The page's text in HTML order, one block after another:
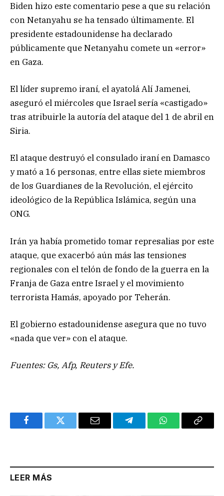
Biden hizo este comentario pese a que su relación
con Netanyahu se ha tensado últimamente. El
presidente estadounidense ha declarado
públicamente que Netanyahu comete un «error»
en Gaza.
El líder supremo iraní, el ayatolá Alí Jamenei,
aseguró el miércoles que Israel sería «castigado»
tras atribuirle la autoría del ataque del 1 de abril en
Siria.
El ataque destruyó el consulado iraní en Damasco
y mató a 16 personas, entre ellas siete miembros
de los Guardianes de la Revolución, el ejército
ideológico de la República Islámica, según una
ONG.
Irán ya había prometido tomar represalias por este
ataque, que exacerbó aún más las tensiones
regionales con el telón de fondo de la guerra en la
Franja de Gaza entre Israel y el movimiento
terrorista Hamás, apoyado por Teherán.
El gobierno estadounidense asegura que no tuvo
«nada que ver» con el ataque.
Fuentes: Gs, Afp, Reuters y Efe.
FacebookTwitter Email TelegramWhatsAppCopy
LEER MÁS